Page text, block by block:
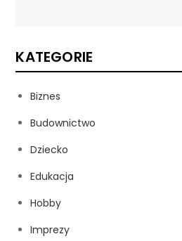
KATEGORIE
Biznes
Budownictwo
Dziecko
Edukacja
Hobby
Imprezy